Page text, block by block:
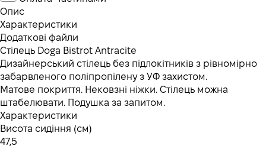
Опис
Характеристики
Додаткові файли
Стілець Doga Bistrot Antracite
Дизайнерський стілець без підлокітників з рівномірно
забарвленого поліпропілену з УФ захистом.
Матове покриття. Нековзні ніжки. Стілець можна
штабелювати. Подушка за запитом.
Характеристики
Висота сидіння (см)
47,5